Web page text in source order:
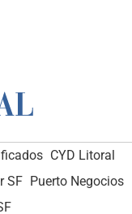
CYD Litoral
SF Puerto Negocios